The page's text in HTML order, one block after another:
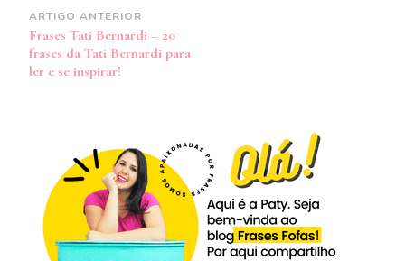
Navegação
de
post
ARTIGO ANTERIOR
Frases Tati Bernardi – 20
frases da Tati Bernardi para
ler e se inspirar!